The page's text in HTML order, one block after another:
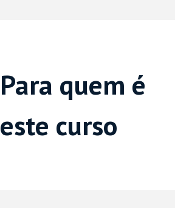
Para quem é
este curso